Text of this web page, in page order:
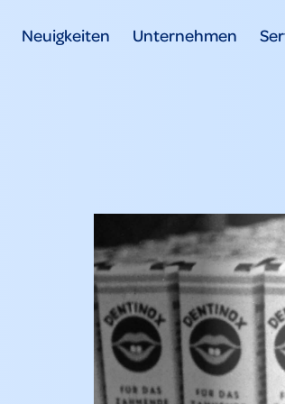
Neuigkeiten Unternehmen